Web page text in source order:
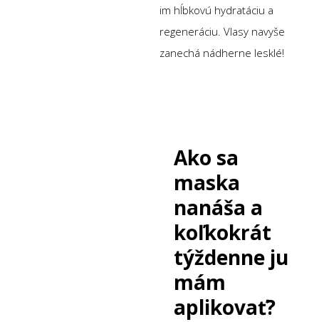
im hĺbkovú hydratáciu a
regeneráciu. Vlasy navyše
zanechá nádherne lesklé!
Ako sa
maska
nanáša a
koľkokrát
týždenne ju
mám
aplikovať?